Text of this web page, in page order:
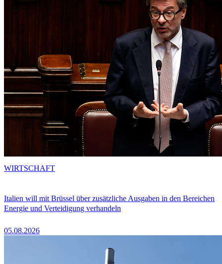
Italien will mit Brüssel über zusätzliche Ausgaben in den Bereichen
Energie und Verteidigung verhandeln
05.08.2026
WIRTSCHAFT